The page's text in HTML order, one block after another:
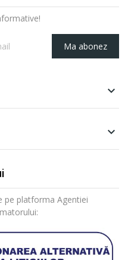
Ma abonez


pe platforma Agentiei